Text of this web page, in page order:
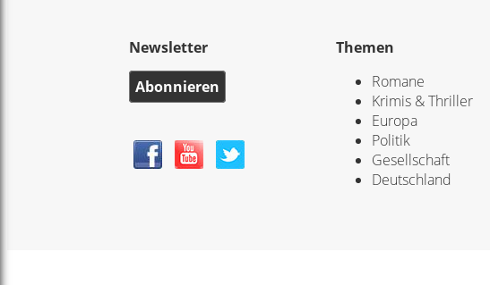
Newsletter
Abonnieren
Themen
Romane
Krimis & Thriller
Europa
Politik
Gesellschaft
Deutschland